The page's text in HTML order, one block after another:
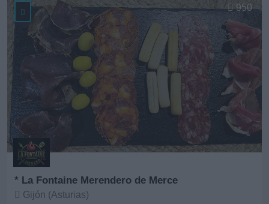
* La Fontaine Merendero de Merce
Gijón (Asturias)
950